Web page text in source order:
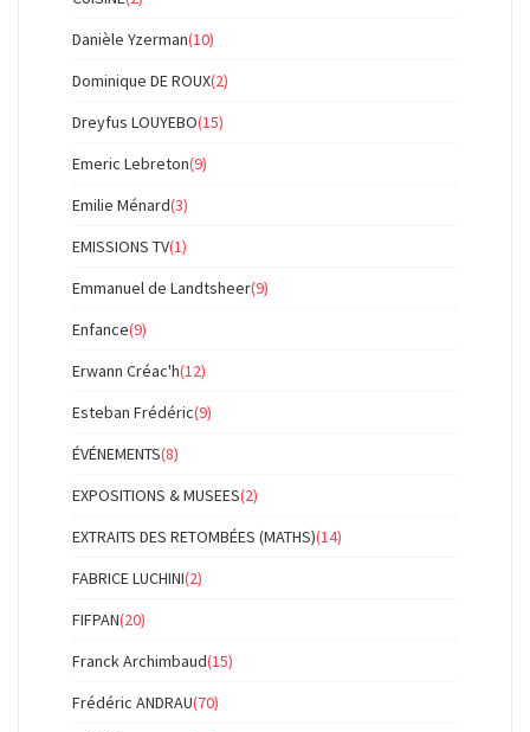
Danièle Yzerman(10)
Dominique DE ROUX(2)
Dreyfus LOUYEBO(15)
Emeric Lebreton(9)
Emilie Ménard(3)
EMISSIONS TV(1)
Emmanuel de Landtsheer(9)
Enfance(9)
Erwann Créac'h(12)
Esteban Frédéric(9)
ÉVÉNEMENTS(8)
EXPOSITIONS & MUSEES(2)
EXTRAITS DES RETOMBÉES (MATHS)(14)
FABRICE LUCHINI(2)
FIFPAN(20)
Franck Archimbaud(15)
Frédéric ANDRAU(70)